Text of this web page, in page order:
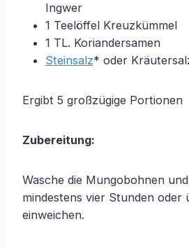
Ingwer
1 Teelöffel Kreuzkümmel
1 TL. Koriandersamen
Steinsalz* oder
Ergibt 5 großzügige Portionen
Zubereitung:
Wasche die Mungobohnen
mindestens vier Stunden oder
einweichen.